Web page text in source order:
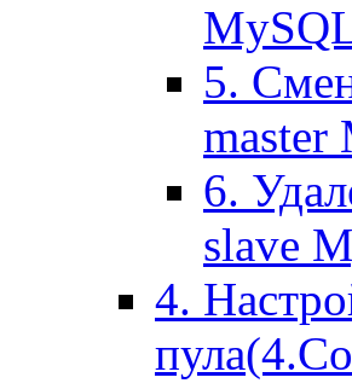
5.
master
6.
slave
4.